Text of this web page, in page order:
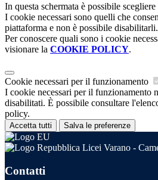
In questa schermata è possibile
I cookie necessari sono quelli che
piattaforma e non è possibile disabilitarli.
Per conoscere quali sono i cookie
visionare la COOKIE POLICY.
Cookie necessari per il funzionamento
I cookie necessari per il funzionamento
disabilitati. È possibile consultare
policy.
Accetta tutti Salva le preferenze
Licei Varano -
Contatti